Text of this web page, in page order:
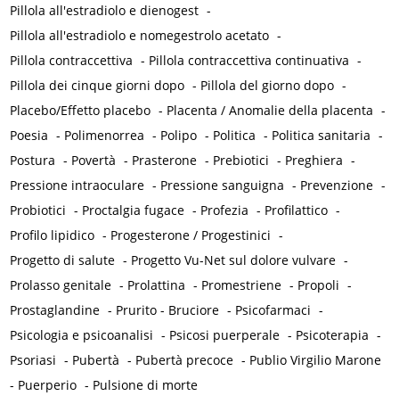
Pillola all'estradiolo e dienogest -
Pillola all'estradiolo e nomegestrolo acetato -
Pillola contraccettiva - Pillola contraccettiva continuativa -
Pillola dei cinque giorni dopo - Pillola del giorno dopo -
Placebo/Effetto placebo - Placenta / Anomalie della placenta -
Poesia - Polimenorrea - Polipo - Politica - Politica sanitaria -
Postura - Povertà - Prasterone - Prebiotici - Preghiera -
Pressione intraoculare - Pressione sanguigna - Prevenzione -
Probiotici - Proctalgia fugace - Profezia - Profilattico -
Profilo lipidico - Progesterone / Progestinici -
Progetto di salute - Progetto Vu-Net sul dolore vulvare -
Prolasso genitale - Prolattina - Promestriene - Propoli -
Prostaglandine - Prurito - Bruciore - Psicofarmaci -
Psicologia e psicoanalisi - Psicosi puerperale - Psicoterapia -
Psoriasi - Pubertà - Pubertà precoce - Publio Virgilio Marone
- Puerperio - Pulsione di morte